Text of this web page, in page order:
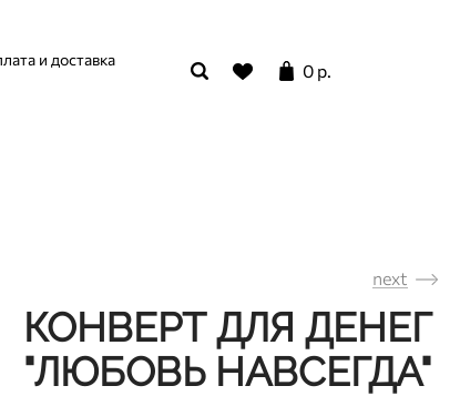
и доставка
0 р.
next
КОНВЕРТ ДЛЯ ДЕНЕГ
"ЛЮБОВЬ НАВСЕГДА"